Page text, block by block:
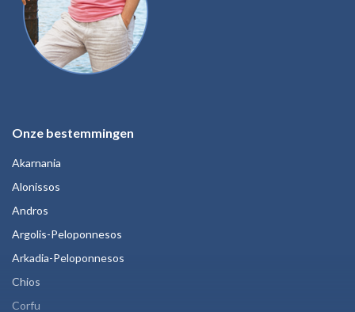
Onze bestemmingen
Akarnania
Alonissos
Andros
Argolis-Peloponnesos
Arkadia-Peloponnesos
Chios
Corfu